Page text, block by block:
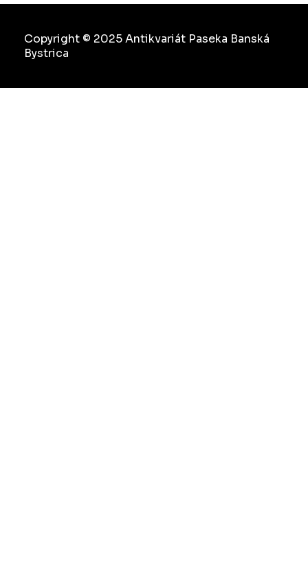
Copyright © 2025 Antikvariát Paseka Banská
Bystrica